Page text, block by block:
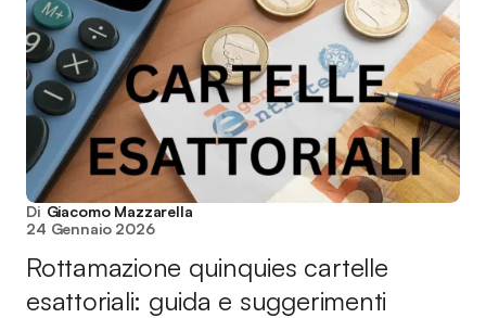
Di Giacomo Mazzarella
24 Gennaio 2026
Rottamazione quinquies cartelle
esattoriali: guida e suggerimenti